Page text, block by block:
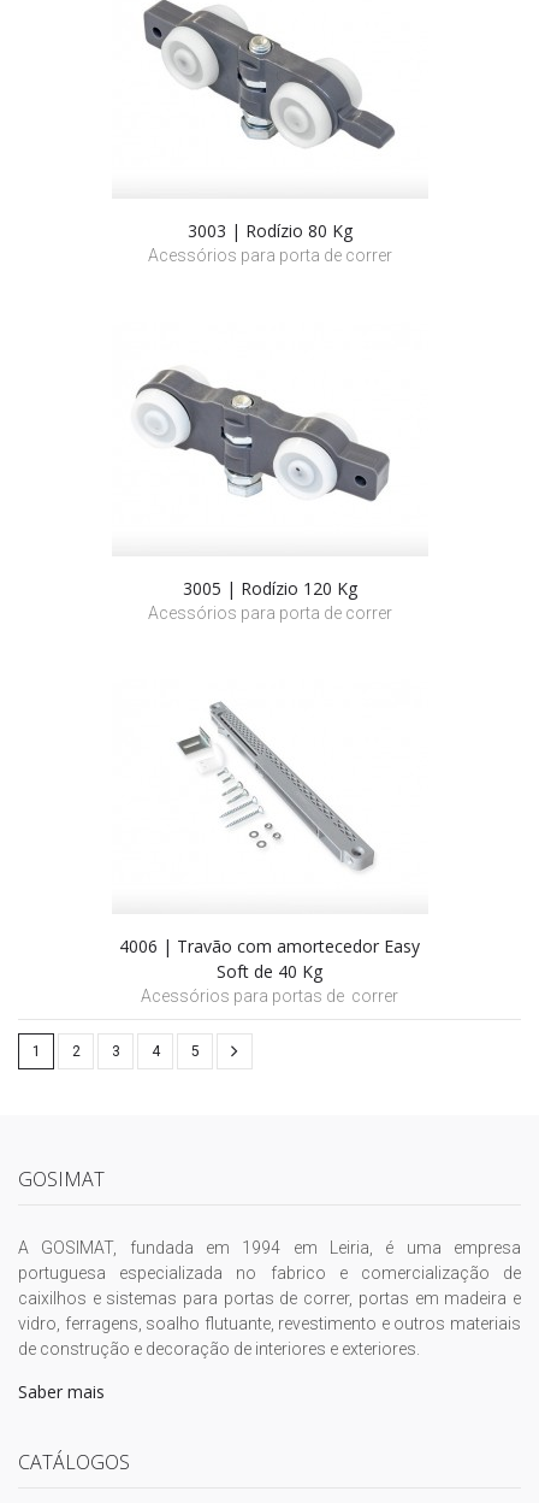
3003 | Rodízio 80 Kg
Acessórios para porta de correr
3005 | Rodízio 120 Kg
Acessórios para porta de correr
4006 | Travão com amortecedor Easy
Soft de 40 Kg
Acessórios para portas de correr
1 2 3 4 5
GOSIMAT
A GOSIMAT, fundada em 1994 em Leiria, é uma empresa
portuguesa especializada no fabrico e comercialização de
caixilhos e sistemas para portas de correr, portas em madeira e
vidro, ferragens, soalho flutuante, revestimento e outros materiais
de construção e decoração de interiores e exteriores.
Saber mais
CATÁLOGOS